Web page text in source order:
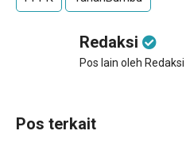
Redaksi
Pos lain oleh Redaksi
Pos terkait